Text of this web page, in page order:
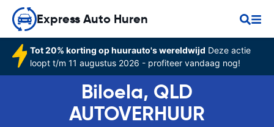
Express Auto Huren
Tot 20% korting op huurauto's wereldwijd Deze actie
loopt t/m 11 augustus 2026 - profiteer vandaag nog!
Biloela, QLD
AUTOVERHUUR